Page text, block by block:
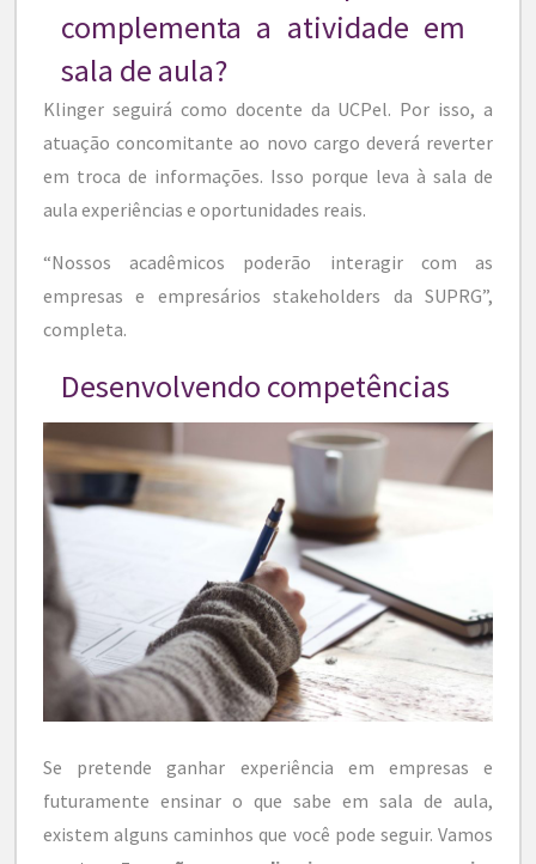
complementa a atividade em
sala de aula?
Klinger seguirá como docente da UCPel. Por isso, a
atuação concomitante ao novo cargo deverá reverter
em troca de informações. Isso porque leva à sala de
aula experiências e oportunidades reais.
“Nossos acadêmicos poderão interagir com as
empresas e empresários stakeholders da SUPRG”,
completa.
Desenvolvendo competências
Se pretende ganhar experiência em empresas e
futuramente ensinar o que sabe em sala de aula,
existem alguns caminhos que você pode seguir. Vamos